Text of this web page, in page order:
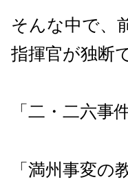
そんな中で、
指揮官が独断
「二・二六事
「満州事変